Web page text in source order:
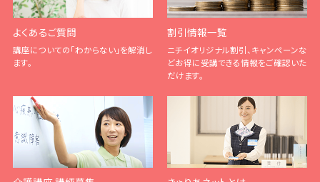
よくあるご質問
講座についての「わからない」を解消し
ます。
割引情報一覧
ニチイオリジナル割引、キャンペーンな
どお得に受講できる情報をご確認いた
だけます。